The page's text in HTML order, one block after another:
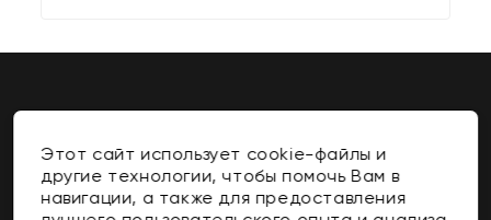
Этот сайт использует cookie-файлы и
другие технологии, чтобы помочь Вам в
навигации, а также для предоставления
Контакты